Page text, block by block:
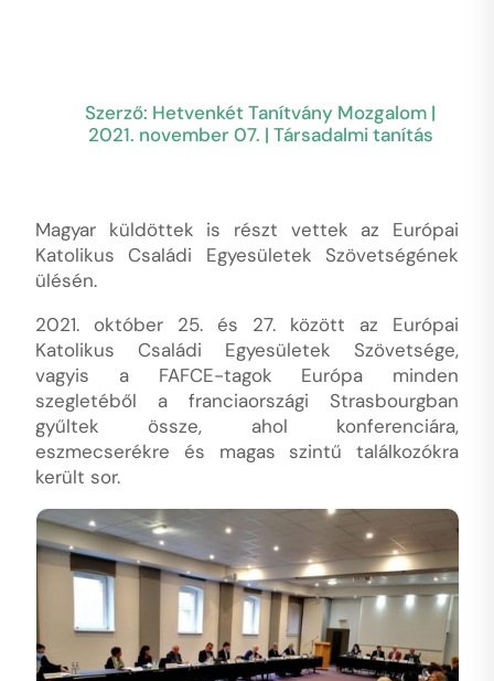
Szerző: Hetvenkét Tanítvány Mozgalom |
2021. november 07. | Társadalmi tanítás
Magyar küldöttek is részt vettek az Európai
Katolikus Családi Egyesületek Szövetségének
ülésén.
2021. október 25. és 27. között az Európai
Katolikus Családi Egyesületek Szövetsége,
vagyis a FAFCE-tagok Európa minden
szegletéből a franciaországi Strasbourgban
gyűltek össze, ahol konferenciára,
eszmecserékre és magas szintű találkozókra
került sor.